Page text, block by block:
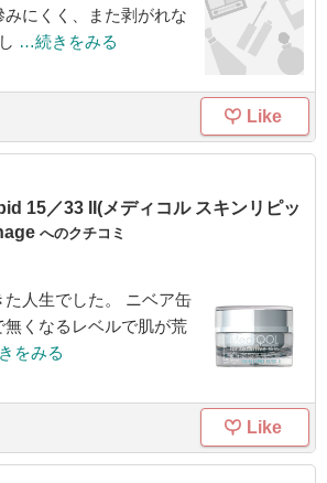
にくく、また剥がれな
…続きをみる
Like
15／33 II(メディコル スキンリピッ
へのクチコミ
人生でした。 ニベア缶
くなるレベルで肌が荒
をみる
Like